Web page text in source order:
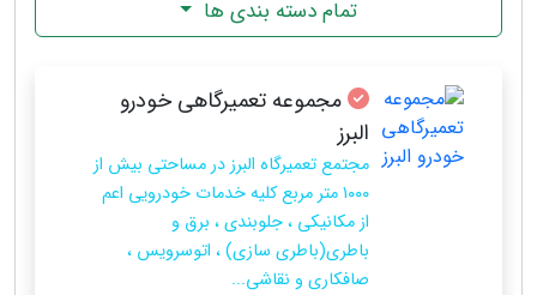
تمام دسته بندی ها
مجموعه تعمیرگاهی خودرو
البرز
مجتمع تعمیرگاه البرز در مساحتی بیش از
۱۰۰۰ متر مربع کلیه خدمات خودرویی اعم
از مکانیکی ، جلوبندی ، برق و
باطری(باطری سازی) ، اتوسرویس ،
صافکاری و نقاشی...